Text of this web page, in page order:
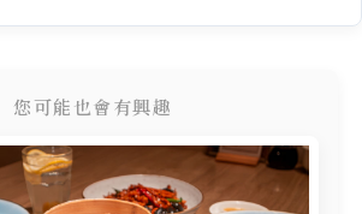
您可能也會有興趣